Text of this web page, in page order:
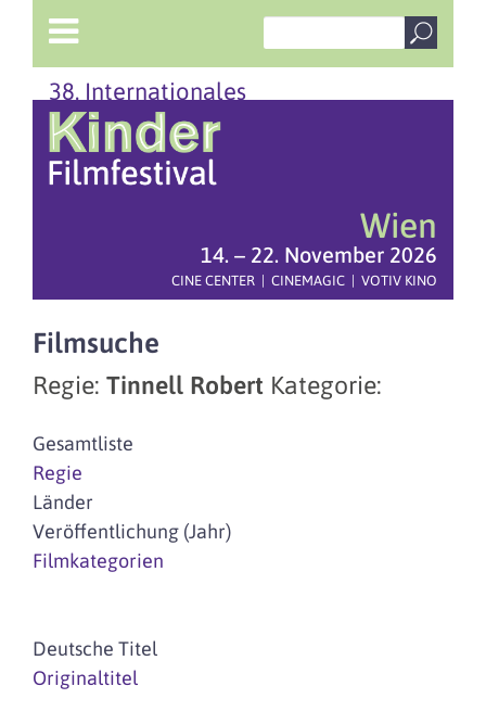
38. Internationales
Wien
14. – 22. November 2026
CINE CENTER | CINEMAGIC | VOTIV KINO
Filmsuche
Regie: Tinnell Robert Kategorie:
Gesamtliste
Regie
Länder
Veröffentlichung (Jahr)
Filmkategorien
Deutsche Titel
Originaltitel